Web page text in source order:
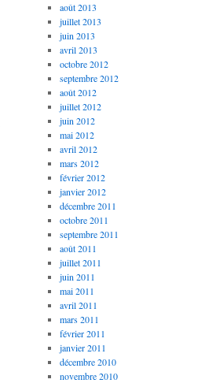
août 2013
juillet 2013
juin 2013
avril 2013
octobre 2012
septembre 2012
août 2012
juillet 2012
juin 2012
mai 2012
avril 2012
mars 2012
février 2012
janvier 2012
décembre 2011
octobre 2011
septembre 2011
août 2011
juillet 2011
juin 2011
mai 2011
avril 2011
mars 2011
février 2011
janvier 2011
décembre 2010
novembre 2010